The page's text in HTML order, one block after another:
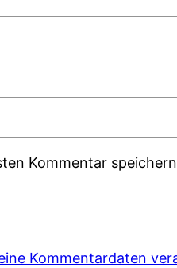
Kommentar
Kommentardaten